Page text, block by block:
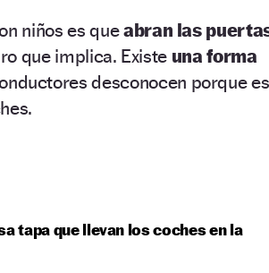
niños es queabran las
que implica. Existe una forma
desconocen porque es
tapa que llevan los coches en la